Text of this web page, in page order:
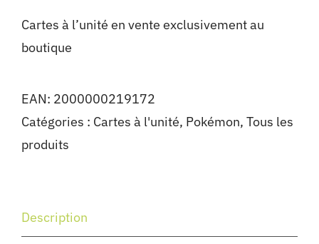
Cartes à l’unité en vente exclusivement au
boutique
EAN: 2000000219172
Catégories : Cartes à l'unité, Pokémon, Tous les
produits
Description